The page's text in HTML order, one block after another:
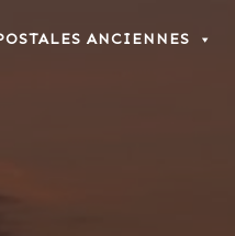
ANCIENNES